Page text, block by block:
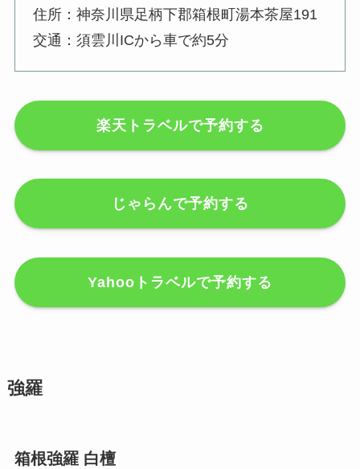
住所：神奈川県足柄下郡箱根町湯本茶屋191
交通：須雲川ICから車で約5分
楽天トラベルで予約する
じゃらんで予約する
Yahooトラベルで予約する
強羅
箱根強羅 白檀